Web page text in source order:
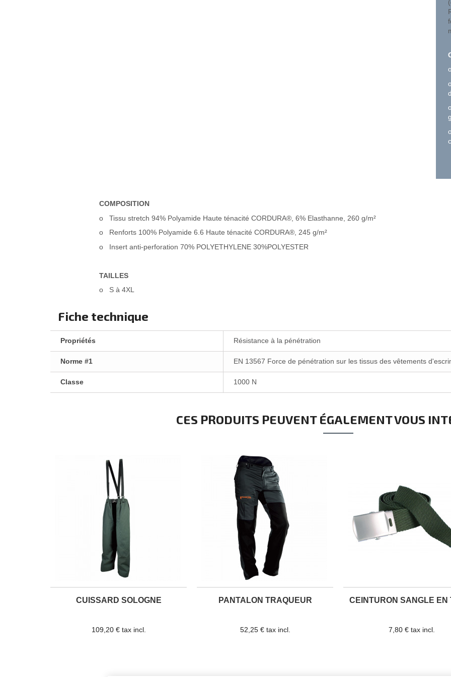
o
o
o
o
COMPOSITION
o
Tissu stretch 94% Polyamide Haute ténacité CORDURA®, 6% Elasthanne, 260 g/m²
o
Renforts 100% Polyamide 6.6 Haute ténacité CORDURA®, 245 g/m²
o
Insert anti-perforation 70% POLYETHYLENE 30%POLYESTER
TAILLES
o
S à 4XL
Fiche technique
Propriétés Résistance à la pénétration
Norme #1 EN 13567 Force de pénétration sur les tissus des vêtements
Classe 1000 N
CES PRODUITS PEUVENT ÉGALEMENT VOUS
CUISSARD SOLOGNE
109,20 € tax incl.
PANTALON TRAQUEUR
52,25 € tax incl.
CEINTURON SANGLE EN
7,80 € tax incl.